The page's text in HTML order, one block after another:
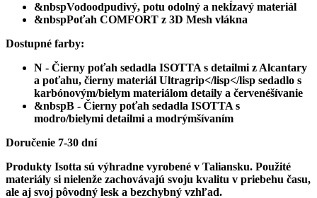
&nbspVodoodpudivý, potu odolný a nekĺzavý materiál
&nbspPoťah COMFORT z 3D Mesh vlákna
Dostupné farby:
N - Čierny poťah sedadla ISOTTA s detailmi z Alcantary
a poťahu, čierny materiál Ultragrip</lisp</lisp sedadlo s
karbónovým/bielym materiálom detaily a červenéšívanie
&nbspB - Čierny poťah sedadla ISOTTA s
modro/bielymi detailmi a modrýmšívaním
Doručenie 7-30 dní
Produkty Isotta sú výhradne vyrobené v Taliansku. Použité
materiály si nielenže zachovávajú svoju kvalitu v priebehu času,
ale aj svoj pôvodný lesk a bezchybný vzhľad.